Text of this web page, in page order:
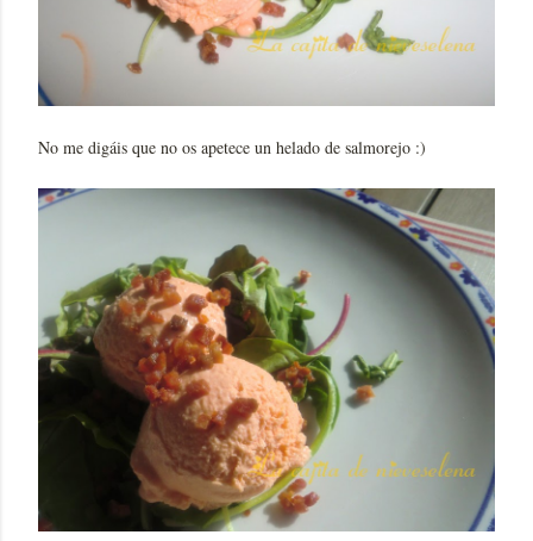
No me digáis que no os apetece un helado de salmorejo :)